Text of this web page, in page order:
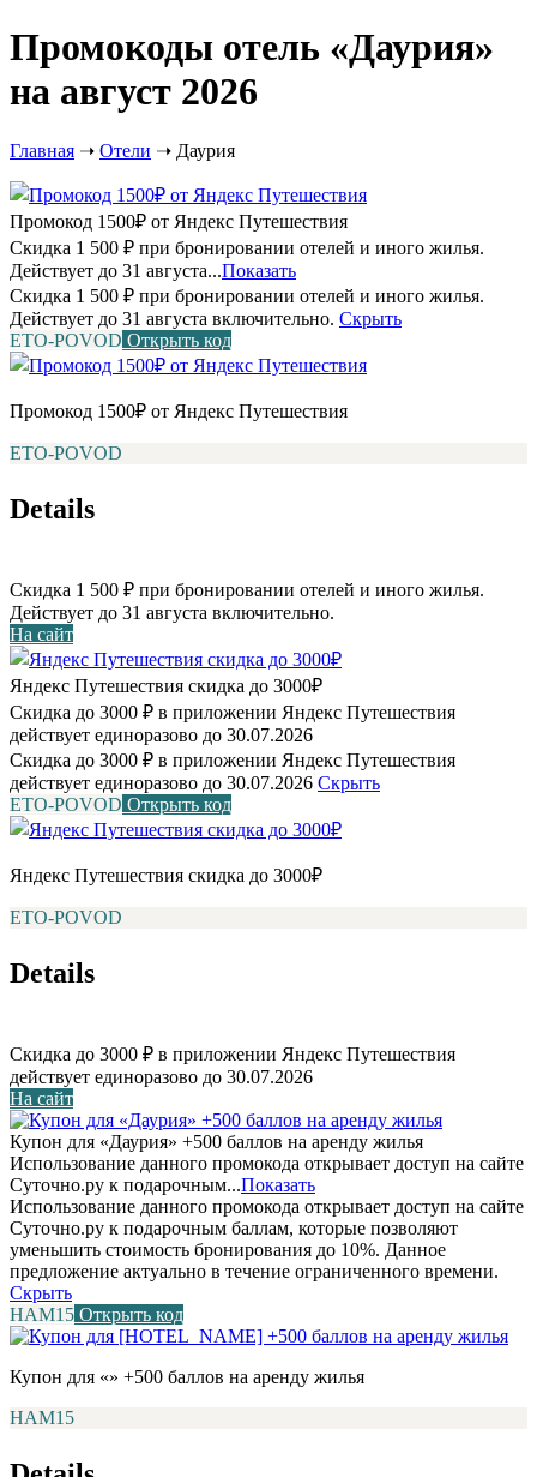
Промокоды отель «Даурия»
на август 2026
Главная ➝ Отели ➝ Даурия
Промокод 1500₽ от Яндекс Путешествия
Скидка 1 500 ₽ при бронировании отелей и иного жилья.
Действует до 31 августа...Показать
Скидка 1 500 ₽ при бронировании отелей и иного жилья.
Действует до 31 августа включительно. Скрыть
ETO-POVOD Открыть код
Промокод 1500₽ от Яндекс Путешествия
ETO-POVOD
Details
Скидка 1 500 ₽ при бронировании отелей и иного жилья.
Действует до 31 августа включительно.
На сайт
Яндекс Путешествия скидка до 3000₽
Скидка до 3000 ₽ в приложении Яндекс Путешествия
действует единоразово до 30.07.2026
Скидка до 3000 ₽ в приложении Яндекс Путешествия
действует единоразово до 30.07.2026 Скрыть
ETO-POVOD Открыть код
Яндекс Путешествия скидка до 3000₽
ETO-POVOD
Details
Скидка до 3000 ₽ в приложении Яндекс Путешествия
действует единоразово до 30.07.2026
На сайт
Купон для «Даурия» +500 баллов на аренду жилья
Использование данного промокода открывает доступ на сайте
Суточно.ру к подарочным...Показать
Использование данного промокода открывает доступ на сайте
Суточно.ру к подарочным баллам, которые позволяют
уменьшить стоимость бронирования до 10%. Данное
предложение актуально в течение ограниченного времени.
Скрыть
НАМ15 Открыть код
Купон для «» +500 баллов на аренду жилья
НАМ15